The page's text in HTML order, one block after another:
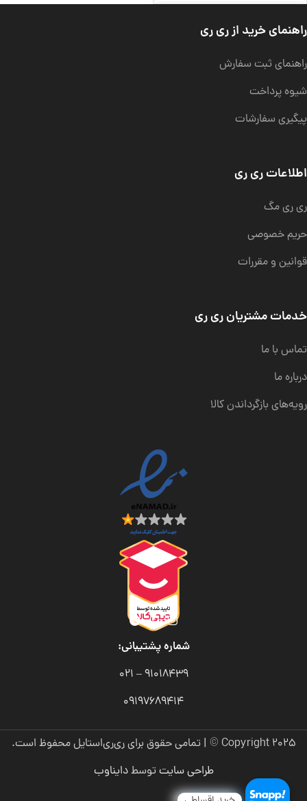
راهنمای خرید از ری ری
راهنمای ثبت سفارش
شیوه پرداخت
پیگیری سفارشات
اطلاعات ری ری
ری ری مگ
حریم خصوصی
قوانین و مقررات
خدمات مشتریان ری ری
تماس با ما
درباره ما
رویه‌های بازگرداندن کالا
شماره پشتیبانی:
91018439 – 021
09197689414
Copyright 2025 © | تمامی حقوق برای ری‌ری‌استایل محفوظ است.
طراحی سایتتوسطدایناوب